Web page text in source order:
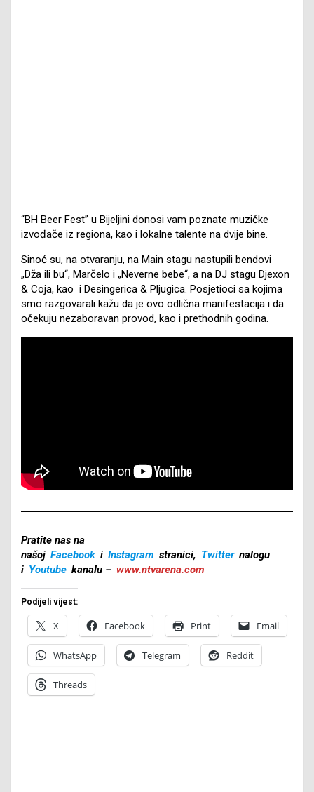
“BH Beer Fest” u Bijeljini donosi vam poznate muzičke
izvođače iz regiona, kao i lokalne talente na dvije bine.
Sinoć su, na otvaranju, na Main stagu nastupili bendovi
„Dža ili bu“, Marčelo i „Neverne bebe“, a na DJ stagu Djexon
& Coja, kao i Desingerica & Pljugica. Posjetioci sa kojima
smo razgovarali kažu da je ovo odlična manifestacija i da
očekuju nezaboravan provod, kao i prethodnih godina.
Pratite nas na
našoj Facebook i Instagram stranici, Twitter nalogu
i Youtube kanalu – www.ntvarena.com
Podijeli vijest:
X Facebook Print Email
WhatsApp Telegram Reddit
Threads